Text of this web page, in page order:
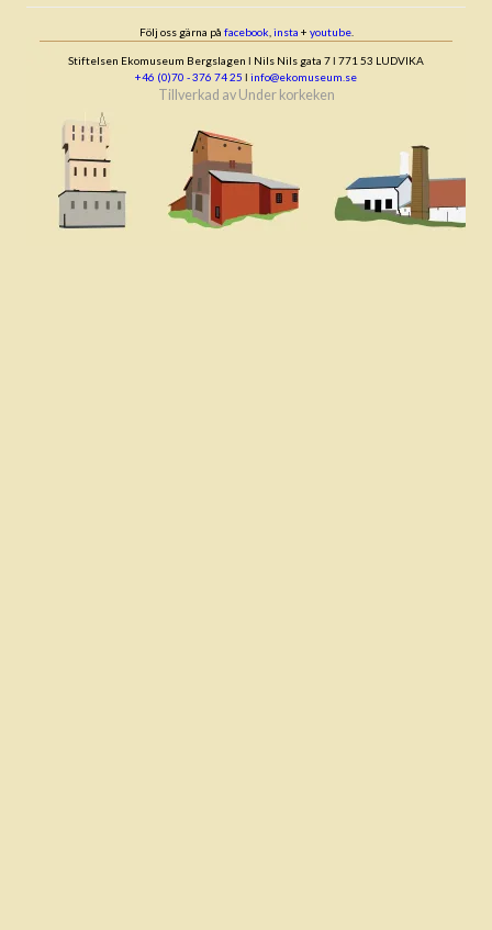
Följ oss gärna på facebook insta + youtube.
Stiftelsen Ekomuseum Bergslagen ǀ Nils Nils gata 7 ǀ 771 53 LUDVIKA
+46 (0)70 - 376 74 25 ǀ info@ekomuseum.se
Tillverkad av Under korkeken